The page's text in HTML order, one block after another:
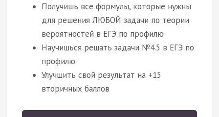
Получишь все формулы, которые нужны
для решения ЛЮБОЙ задачи по теории
вероятностей в ЕГЭ по профилю
Научишься решать задачи №4.5 в ЕГЭ по
профилю
Улучшить свой результат на +15
вторичных баллов